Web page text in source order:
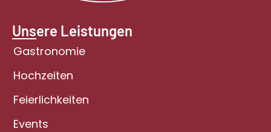
Unsere Leistungen
Gastronomie
Hochzeiten
Feierlichkeiten
Events